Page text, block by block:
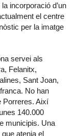
incorporació d’un
el centre
per la imatge
servei als
Felanitx,
Sant Joan,
No han
Porreres. Així
140.000
municipis. Una
atenia el